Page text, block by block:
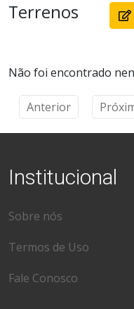
Terrenos
Não foi encontrado
Anterior
Institucional
Sobre nós
Termos de Uso
Fale Conosco